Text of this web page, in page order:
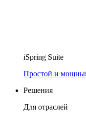
iSpring Suite
Простой и
Решения
Для отраслей